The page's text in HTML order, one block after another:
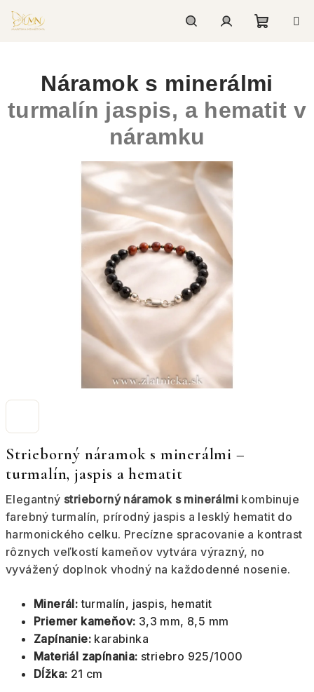
Prejsť
na
košík
Strieborný náramok s minerálmi –
turmalín, jaspis a hematit
Elegantný strieborný náramok s minerálmi kombinuje
farebný turmalín, prírodný jaspis a lesklý hematit do
harmonického celku. Precízne spracovanie a kontrast
rôznych veľkostí kameňov vytvára výrazný, no
vyvážený doplnok vhodný na každodenné nosenie.
Minerál: turmalín, jaspis, hematit
Priemer kameňov: 3,3 mm, 8,5 mm
Zapínanie: karabinka
Materiál zapínania: striebro 925/1000
Dĺžka: 21 cm
Náramok s minerálmi
turmalín jaspis, a hematit v
náramku